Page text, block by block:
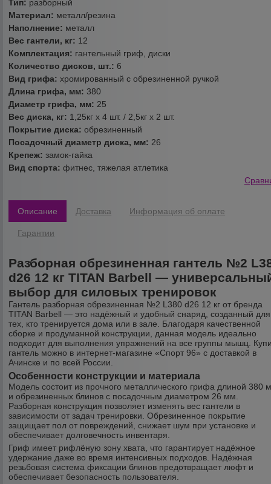
Тип: разборный
Материал: металл/резина
Наполнение: металл
Вес гантели, кг: 12
Комплектация: гантельный гриф, диски
Количество дисков, шт.:6
Вид грифа:хромированный с обрезиненной ручкой
Длина грифа, мм:380
Диаметр грифа, мм: 25
Вес диска, кг: 1,25кг х 4 шт. / 2,5кг х 2 шт.
Покрытие диска:обрезиненный
Посадочный диаметр диска, мм: 26
Крепеж:замок-гайка
Вид спорта:фитнес, тяжелая атлетика
Описание Доставка Информация об оплате
Гарантии
Разборная обрезиненная гантель №2
d26 12 кг TITAN Barbell —
выбор для силовых тренировок
Гантель разборная обрезиненная №2 L380 d26 12 кг от бренда
TITAN Barbell — это надёжный и удобный снаряд, созданный для
тех, кто тренируется дома или в зале. Благодаря качественной
сборке и продуманной конструкции, данная модель идеально
подходит для выполнения упражнений на все группы мышц.
гантель можно в интернет-магазине «Спорт 96» с доставкой в
Ачинске и по всей России.
Особенности конструкции и материала
Модель состоит из прочного металлического грифа длиной 380
и обрезиненных блинов с посадочным диаметром 26 мм.
Разборная конструкция позволяет изменять вес гантели в
зависимости от задач тренировки. Обрезиненное покрытие
защищает пол от повреждений, снижает шум при установке и
обеспечивает долговечность инвентаря.
Гриф имеет рифлёную зону хвата, что гарантирует надёжное
удержание даже во время интенсивных подходов. Надёжная
резьбовая система фиксации блинов предотвращает люфт и
обеспечивает безопасность пользователя.